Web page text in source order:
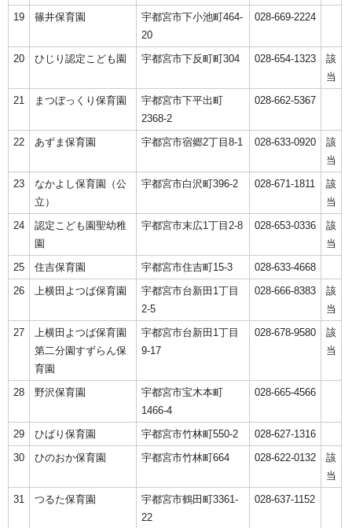
19
篠井保育園
宇都宮市下小池町464-
20
028-669-2224
20 ひじり認定こども園 宇都宮市下反町町304 028-654-1323
該
当
21
まつぼっくり保育園
宇都宮市下平出町
2368-2
028-662-5367
22 あずま保育園 宇都宮市宿郷2丁目8-1 028-633-0920
該
当
23
なかよし保育園（公
立）
宇都宮市白沢町396-2 028-671-1811
該
当
24
認定こども園聖幼稚
園
宇都宮市末広1丁目2-8 028-653-0336
該
当
25
住吉保育園 宇都宮市住吉町15-3
028-633-4668
26
上横田よつば保育園
宇都宮市台新田1丁目
2-5
028-666-8383
該
当
27
上横田よつば保育園
第二分園すずらん保
育園
宇都宮市台新田1丁目
9-17
028-678-9580
該
当
28 野沢保育園
宇都宮市宝木本町
1466-4
028-665-4566
29 ひばり保育園 宇都宮市竹林町550-2
028-627-1316
30
ひのおか保育園 宇都宮市竹林町664 028-622-0132
該
当
31
つるた保育園
宇都宮市鶴田町3361-
22
028-637-1152